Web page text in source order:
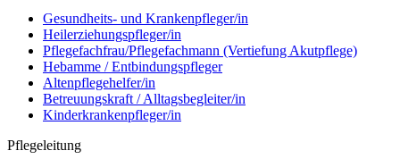
Gesundheits- und Krankenpfleger/in
Heilerziehungspfleger/in
Pflegefachfrau/Pflegefachmann (Vertiefung Akutpflege)
Hebamme / Entbindungspfleger
Altenpflegehelfer/in
Betreuungskraft / Alltagsbegleiter/in
Kinderkrankenpfleger/in
Pflegeleitung